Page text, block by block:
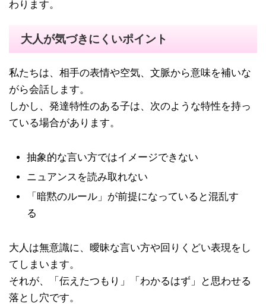
わります。
大人が気づきにくいポイント
私たちは、相手の表情や空気、文脈から意味を補いな
がら会話します。
しかし、発達特性のある子は、次のような特性を持っ
ている場合があります。
抽象的な言い方ではイメージできない
ニュアンスを読み取れない
「暗黙のルール」が前提になっていると混乱す
る
大人は無意識に、曖昧な言い方や回りくどい表現をし
てしまいます。
それが、「伝えたつもり」「わかるはず」と思わせる
落とし穴です。